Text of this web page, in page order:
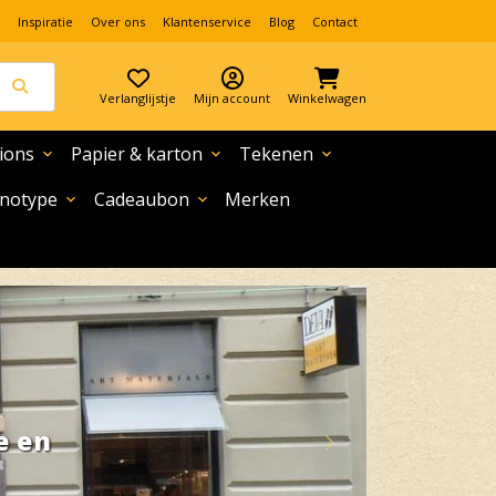
Inspiratie Over ons Klantenservice Blog Contact
Verlanglijstje Mijn account Winkelwagen
expand_more Papier & karton expand_more Tekenen expand_more
expand_more Cadeaubon expand_more
Merken
Lees meer
en